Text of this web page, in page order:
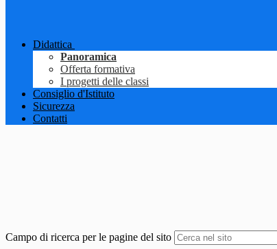
Didattica
Panoramica
Offerta formativa
I progetti delle classi
Consiglio d'Istituto
Sicurezza
Contatti
Campo di ricerca per le pagine del sito